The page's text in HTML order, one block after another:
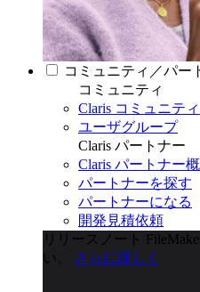
コミュニティ／パー
コミュニティ
Claris コミュニティ
ユーザグループ
Claris パートナー
Claris パートナー
パートナーを探す
パートナーになる
開発見積依頼
リリースノート
い。
さらに詳しく